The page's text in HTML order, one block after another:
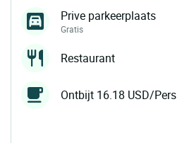
Prive parkeerplaats
Gratis
Restaurant
Ontbijt 16.18 USD/Pers